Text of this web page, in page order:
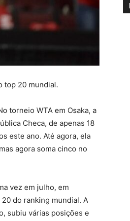
top 20 mundial.
torneio WTA em Osaka, a
Checa, de apenas 18
este ano. Até agora, ela
agora soma cinco no
vez em julho, em
do ranking mundial. A
subiu várias posições e